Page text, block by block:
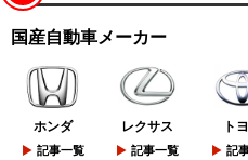
国産自動車メーカー
ホンダ
記事一覧
レクサス
記事一覧
ト
記